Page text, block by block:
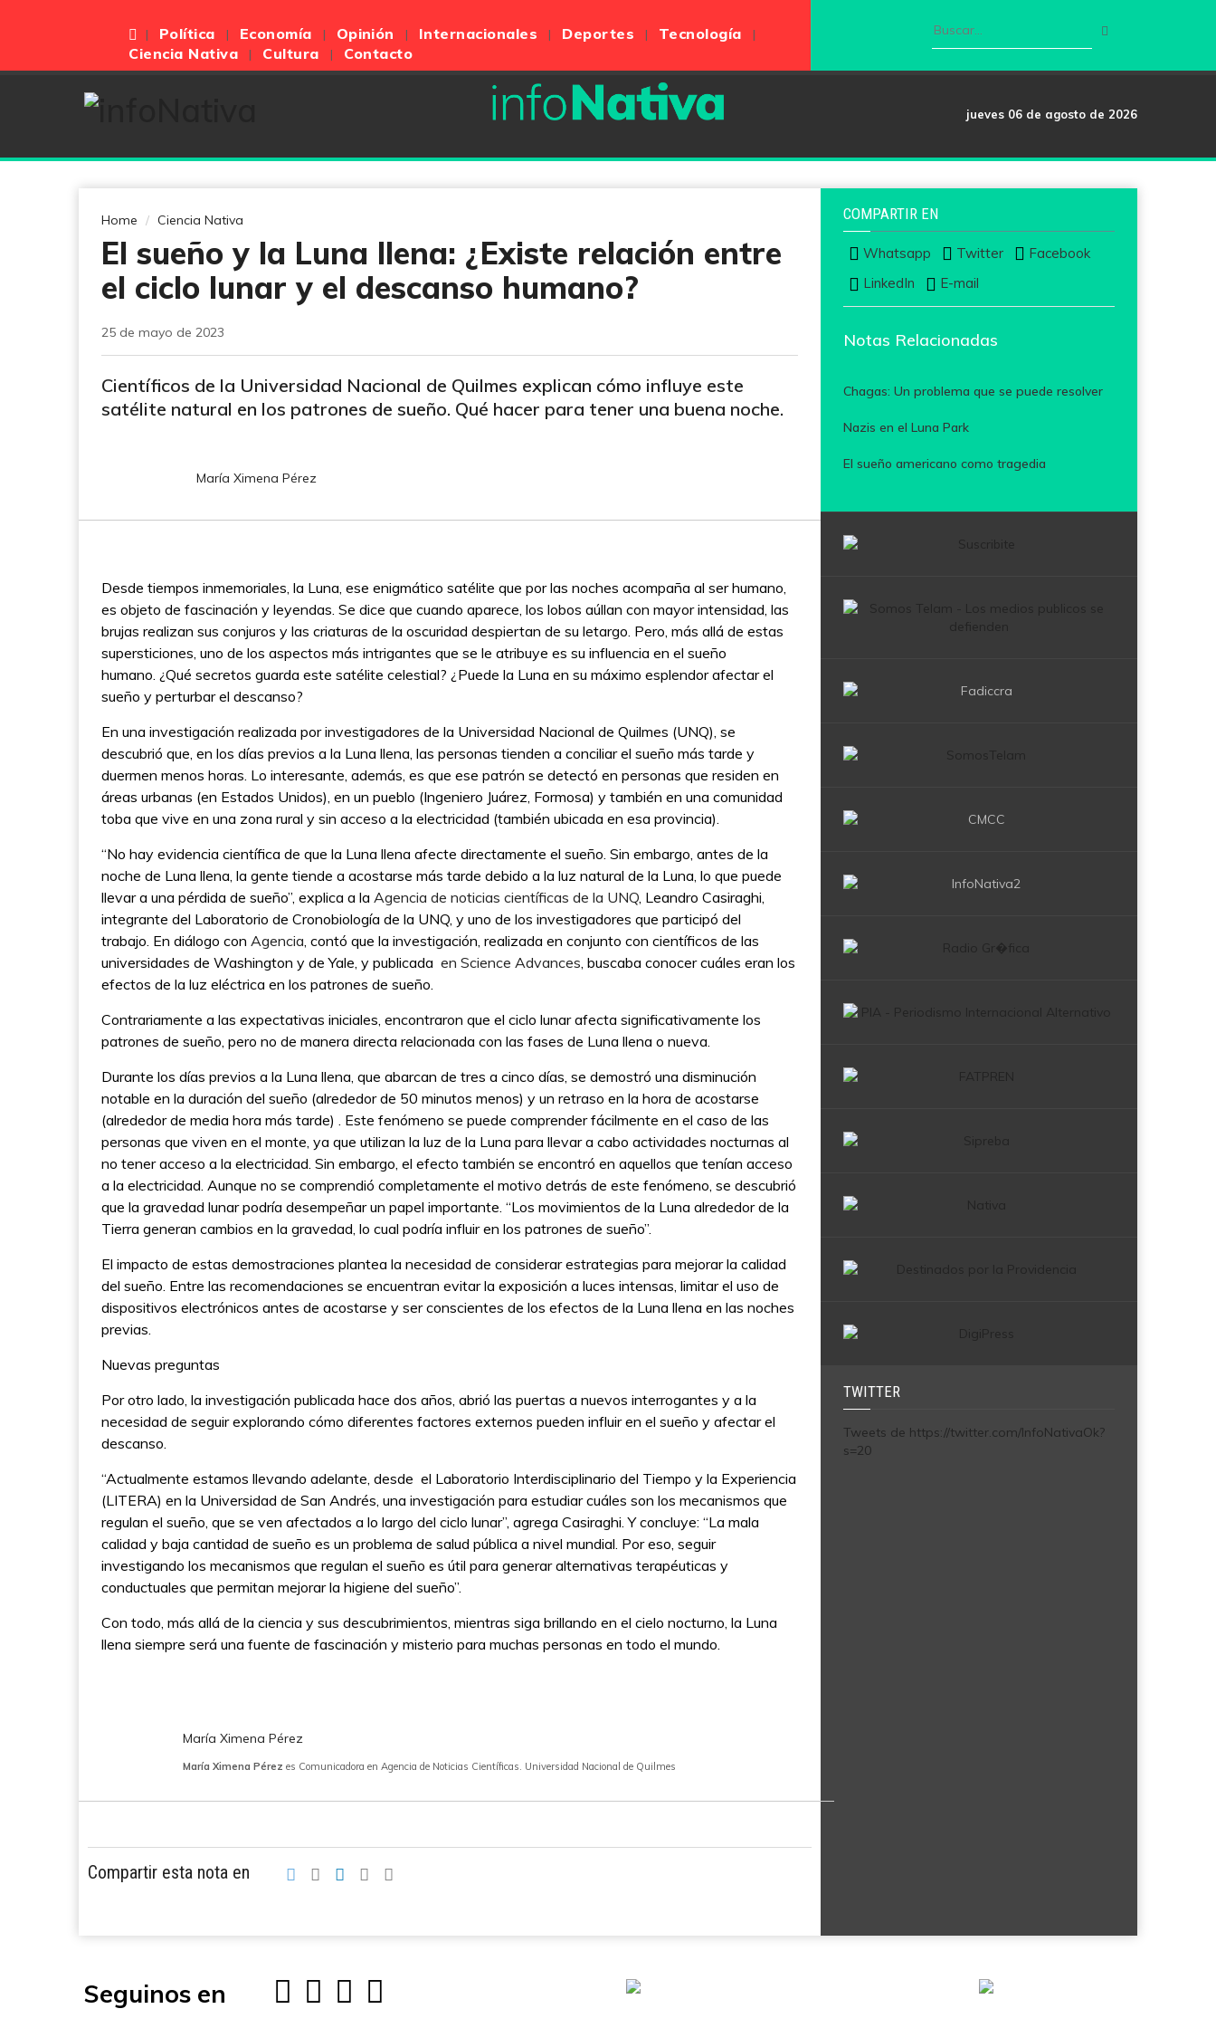
Política Economía Opinión Internacionales Deportes
Tecnología
Ciencia Nativa
Cultura Contacto
jueves 06 de agosto de 2026
Home Ciencia Nativa
El sueño y la Luna llena: ¿Existe relación entre
el ciclo lunar y el descanso humano?
25 de mayo de 2023
Científicos de la Universidad Nacional de Quilmes explican cómo influye este
satélite natural en los patrones de sueño. Qué hacer para tener una buena noche.
María Ximena Pérez
Desde tiempos inmemoriales, la Luna, ese enigmático satélite que por las noches acompaña al ser humano,
es objeto de fascinación y leyendas. Se dice que cuando aparece, los lobos aúllan con mayor intensidad, las
brujas realizan sus conjuros y las criaturas de la oscuridad despiertan de su letargo. Pero, más allá de estas
supersticiones, uno de los aspectos más intrigantes que se le atribuye es su influencia en el sueño
humano. ¿Qué secretos guarda este satélite celestial? ¿Puede la Luna en su máximo esplendor afectar el
sueño y perturbar el descanso?
En una investigación realizada por investigadores de la Universidad Nacional de Quilmes (UNQ), se
descubrió que, en los días previos a la Luna llena, las personas tienden a conciliar el sueño más tarde y
duermen menos horas. Lo interesante, además, es que ese patrón se detectó en personas que residen en
áreas urbanas (en Estados Unidos), en un pueblo (Ingeniero Juárez, Formosa) y también en una comunidad
toba que vive en una zona rural y sin acceso a la electricidad (también ubicada en esa provincia).
“No hay evidencia científica de que la Luna llena afecte directamente el sueño. Sin embargo, antes de la
noche de Luna llena, la gente tiende a acostarse más tarde debido a la luz natural de la Luna, lo que puede
llevar a una pérdida de sueño”, explica a la Agencia de noticias científicas de la UNQ, Leandro Casiraghi,
integrante del Laboratorio de Cronobiología de la UNQ, y uno de los investigadores que participó del
trabajo. En diálogo con Agencia, contó que la investigación, realizada en conjunto con científicos de las
universidades de Washington y de Yale, y publicada en Science Advances, buscaba conocer cuáles eran los
efectos de la luz eléctrica en los patrones de sueño.
Contrariamente a las expectativas iniciales, encontraron que el ciclo lunar afecta significativamente los
patrones de sueño, pero no de manera directa relacionada con las fases de Luna llena o nueva.
Durante los días previos a la Luna llena, que abarcan de tres a cinco días, se demostró una disminución
notable en la duración del sueño (alrededor de 50 minutos menos) y un retraso en la hora de acostarse
(alrededor de media hora más tarde) . Este fenómeno se puede comprender fácilmente en el caso de las
personas que viven en el monte, ya que utilizan la luz de la Luna para llevar a cabo actividades nocturnas al
no tener acceso a la electricidad. Sin embargo, el efecto también se encontró en aquellos que tenían acceso
a la electricidad. Aunque no se comprendió completamente el motivo detrás de este fenómeno, se descubrió
que la gravedad lunar podría desempeñar un papel importante. “Los movimientos de la Luna alrededor de la
Tierra generan cambios en la gravedad, lo cual podría influir en los patrones de sueño”.
El impacto de estas demostraciones plantea la necesidad de considerar estrategias para mejorar la calidad
del sueño. Entre las recomendaciones se encuentran evitar la exposición a luces intensas, limitar el uso de
dispositivos electrónicos antes de acostarse y ser conscientes de los efectos de la Luna llena en las noches
previas.
Nuevas preguntas
Por otro lado, la investigación publicada hace dos años, abrió las puertas a nuevos interrogantes y a la
necesidad de seguir explorando cómo diferentes factores externos pueden influir en el sueño y afectar el
descanso.
“Actualmente estamos llevando adelante, desde el Laboratorio Interdisciplinario del Tiempo y la Experiencia
(LITERA) en la Universidad de San Andrés, una investigación para estudiar cuáles son los mecanismos que
regulan el sueño, que se ven afectados a lo largo del ciclo lunar”, agrega Casiraghi. Y concluye: “La mala
calidad y baja cantidad de sueño es un problema de salud pública a nivel mundial. Por eso, seguir
investigando los mecanismos que regulan el sueño es útil para generar alternativas terapéuticas y
conductuales que permitan mejorar la higiene del sueño”.
Con todo, más allá de la ciencia y sus descubrimientos, mientras siga brillando en el cielo nocturno, la Luna
llena siempre será una fuente de fascinación y misterio para muchas personas en todo el mundo.
María Ximena Pérez
María Ximena Pérez es Comunicadora en Agencia de Noticias Científicas. Universidad Nacional de Quilmes
Compartir esta nota en
COMPARTIR EN
Whatsapp Twitter
Facebook
LinkedIn
E-mail
Notas Relacionadas
Chagas: Un problema que se puede resolver
Nazis en el Luna Park
El sueño americano como tragedia
TWITTER
Tweets de https://twitter.com/InfoNativaOk?
s=20
Seguinos en